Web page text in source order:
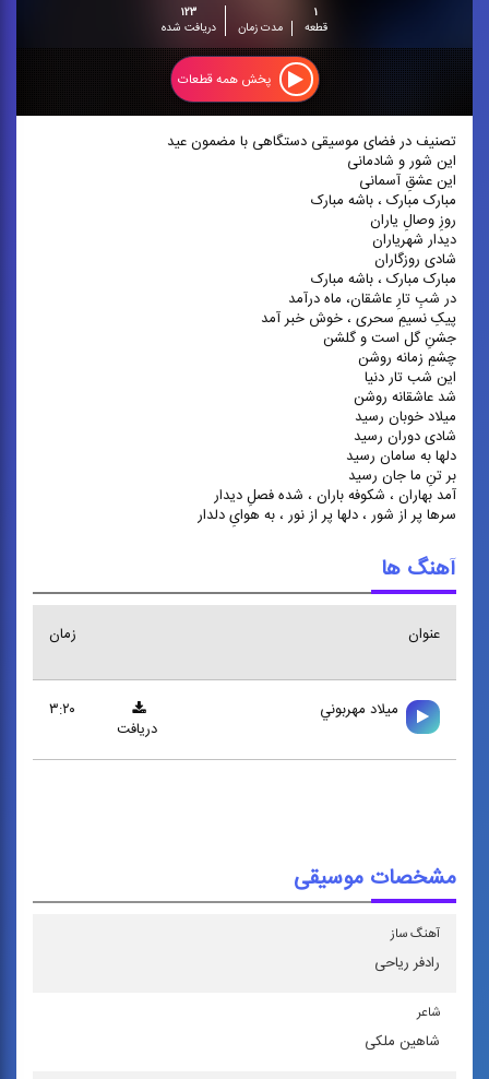
۱
قطعه
مدت زمان
۱۲۳
دریافت شده
پخش همه قطعات
تصنیف در فضای موسیقی دستگاهی با مضمون عید
این شور و شادمانی
این عشقِ آسمانی
مبارک مبارک ، باشه مبارک
روزِ وصالِ یاران
دیدار شهریاران
شادی روزگاران
مبارک مبارک ، باشه مبارک
در شبِ تارِ عاشقان، ماه درآمد
پیکِ نسیمِ سحری ، خوش خبر آمد
جشنِ گل است و گلشن
چشمِ زمانه روشن
این شب تار دنیا
شد عاشقانه روشن
میلاد خوبان رسید
شادی دوران رسید
دلها به سامان رسید
بر تنِ ما جان رسید
آمد بهاران ، شکوفه باران ، شده فصلِ دیدار
سرها پر از شور ، دلها پر از نور ، به هوایِ دلدار
آهنگ ها
عنوان زمان
ميلاد مهربوني
۳:۲۰
دریافت
مشخصات موسیقی
آهنگ ساز
رادفر ریاحی
شاعر
شاهین ملكی